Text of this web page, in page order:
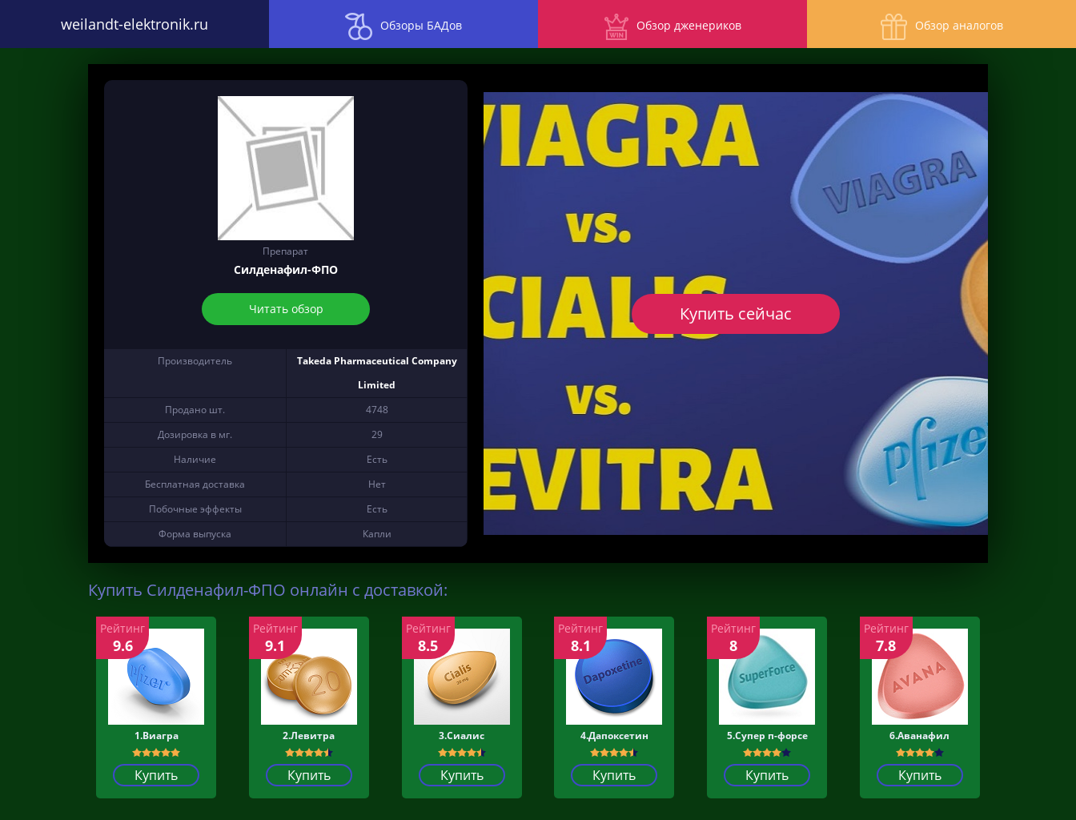
weilandt-elektronik.ru Обзоры БАДов Обзор дженериков Обзор аналогов
Препарат
Силденафил-ФПО
Читать обзор
Производитель
Takeda Pharmaceutical Company
Limited
Продано шт.
4748
Дозировка в мг.
29
Наличие
Есть
Бесплатная доставка
Нет
Побочные эффекты
Есть
Форма выпуска
Капли
Купить сейчас
Купить Силденафил-ФПО онлайн с доставкой:
1.Виагра
Купить
Рейтинг
9.6
2.Левитра
Купить
Рейтинг
9.1
3.Сиалис
Купить
Рейтинг
8.5
4.Дапоксетин
Купить
Рейтинг
8.1
5.Супер п-форсе
Купить
Рейтинг
8
6.Аванафил
Купить
Рейтинг
7.8